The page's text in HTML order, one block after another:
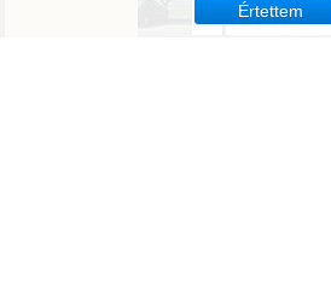
Értettem